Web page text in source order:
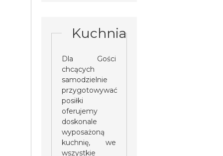
Kuchnia
Dla Gości
chcących
samodzielnie
przygotowywać
posiłki
oferujemy
doskonale
wyposażoną
kuchnię, we
wszystkie